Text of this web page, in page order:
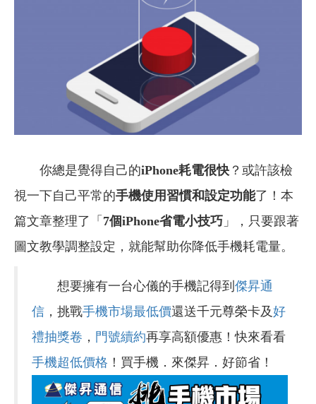
你總是覺得自己的iPhone耗電很快 ？或許該檢
視一下自己平常的手機使用習慣和設定功能了！ 本
篇文章整理了「 7個iPhone省電小技巧 」，只要跟著
圖文教學調整設定，就能幫助你降低手機耗電量。
想要擁有一台心儀的手機記得到 傑昇通
信 ，挑戰手機市場最低價還送千元尊榮卡及好
禮抽獎卷 ， 門號續約再享高額優惠！快來看看
手機超低價格 ！買手機．來傑昇．好節省！